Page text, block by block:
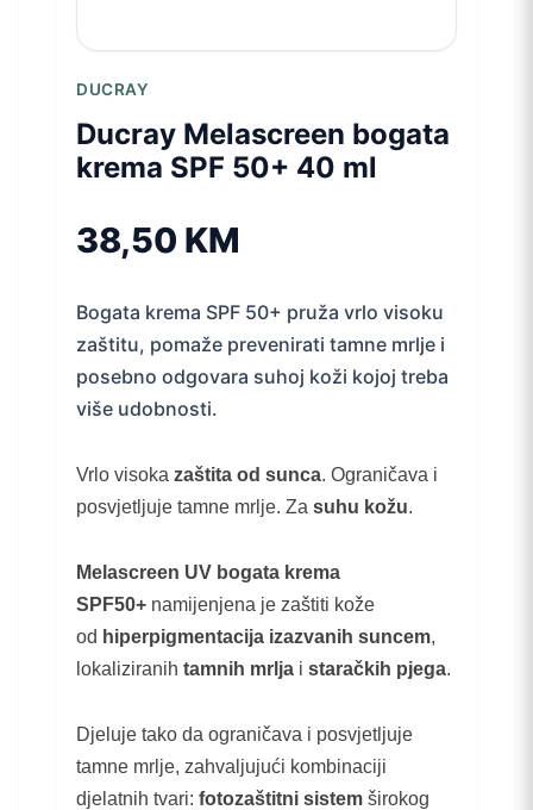
DUCRAY
Ducray Melascreen bogata
krema SPF 50+ 40 ml
38,50 KM
Bogata krema SPF 50+ pruža vrlo visoku
zaštitu, pomaže prevenirati tamne mrlje i
posebno odgovara suhoj koži kojoj treba
više udobnosti.
Vrlo visoka zaštita od sunca. Ograničava i
posvjetljuje tamne mrlje. Za suhu kožu.
Melascreen UV bogata krema
SPF50+ namijenjena je zaštiti kože
od hiperpigmentacija izazvanih suncem,
lokaliziranih tamnih mrlja i staračkih pjega.
Djeluje tako da ograničava i posvjetljuje
tamne mrlje, zahvaljujući kombinaciji
djelatnih tvari: fotozaštitni sistem širokog